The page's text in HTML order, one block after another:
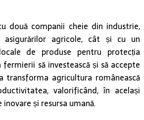
două companii cheie din industrie,
agricole, cât și cu un
de produse pentru protecția
fermierii să investească și să accepte
transforma agricultura românească
valorificând, în același
și resursa umană.